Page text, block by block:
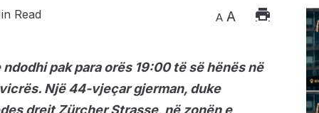
Read A A
pak para orës 19:00 të së hënës në
Një 44-vjeçar gjerman, duke
drejt Zürcher Strasse, në zonën e